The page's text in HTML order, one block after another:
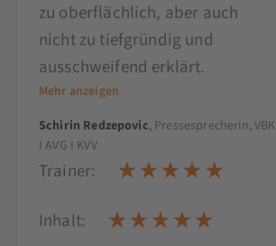
zu oberflächlich, aber auch
nicht zu tiefgründig und
ausschweifend erklärt.
Mehr anzeigen
Schirin Redzepovic, Pressesprecherin, VBK
I AVG I KVV
Trainer:
Inhalt: